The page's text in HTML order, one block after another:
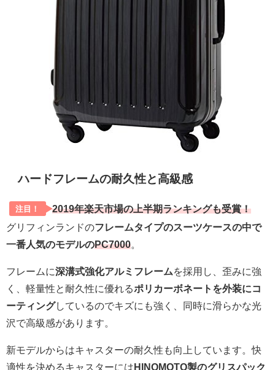
ハードフレームの耐久性と高級感
注目！
2019年楽天市場の上半期ランキングも受賞！
グリフィンランドのフレームタイプのスーツケースの中で
一番人気のモデルのPC7000
フレームに深溝式強化アルミフレームを採用し、歪みに強
く、軽量性と耐久性に優れるポリカーボネートを外装にコ
ーティングしているのでキズにも強く、同時に滑らかな光
沢で高級感があります。
新モデルからはキャスターの耐久性も向上しています。快
適性を決めるキャスターにはHINOMOTO製のグリスパック